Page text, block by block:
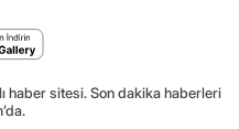
haber sitesi. Son dakika haberleri